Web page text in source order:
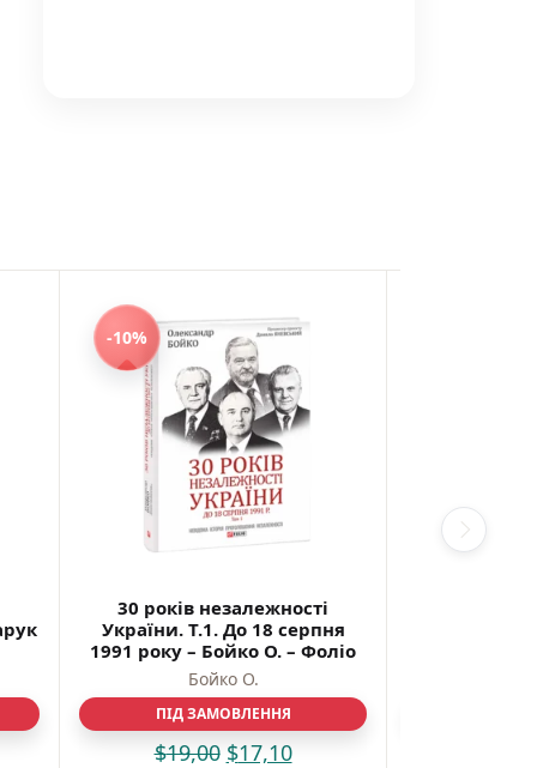
-10%
30 років незалежності
України. Т.1. До 18 серпня
1991 року – Бойко О. – Фоліо
Бойко О.
ПІД ЗАМОВЛЕННЯ
$19,00 $17,10